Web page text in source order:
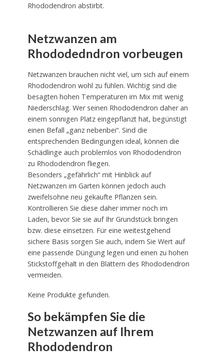
Rhododendron abstirbt.
Netzwanzen am
Rhododedndron vorbeugen
Netzwanzen brauchen nicht viel, um sich auf einem
Rhododendron wohl zu fühlen. Wichtig sind die
besagten hohen Temperaturen im Mix mit wenig
Niederschlag. Wer seinen Rhododendron daher an
einem sonnigen Platz eingepflanzt hat, begünstigt
einen Befall „ganz nebenbei“. Sind die
entsprechenden Bedingungen ideal, können die
Schädlinge auch problemlos von Rhododendron
zu Rhododendron fliegen.
Besonders „gefährlich“ mit Hinblick auf
Netzwanzen im Garten können jedoch auch
zweifelsohne neu gekaufte Pflanzen sein.
Kontrollieren Sie diese daher immer noch im
Laden, bevor Sie sie auf Ihr Grundstück bringen
bzw. diese einsetzen. Für eine weitestgehend
sichere Basis sorgen Sie auch, indem Sie Wert auf
eine passende Düngung legen und einen zu hohen
Stickstoffgehalt in den Blättern des Rhododendron
vermeiden.
Keine Produkte gefunden.
So bekämpfen Sie die
Netzwanzen auf Ihrem
Rhododendron